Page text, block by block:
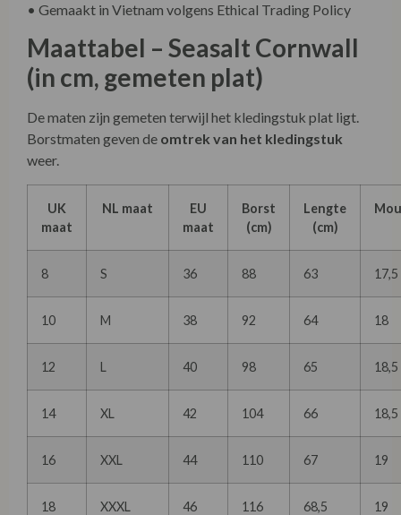
• Gemaakt in Vietnam volgens Ethical Trading Policy
Maattabel – Seasalt Cornwall
(in cm, gemeten plat)
De maten zijn gemeten terwijl het kledingstuk plat ligt.
Borstmaten geven de omtrek van het kledingstuk
weer.
UK
maat
NL maat
EU
maat
Borst
(cm)
Lengte
(cm)
8 S 36 88 63 17,5
10 M 38 92 64 18
12 L 40 98 65 18,5
14 XL 42 104 66 18,5
16 XXL 44 110 67 19
18 XXXL 46 116 68,5 19